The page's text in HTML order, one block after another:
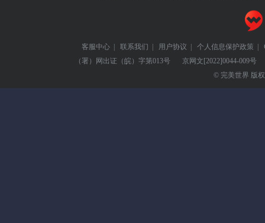
客服中心 | 联系我们 | 用户协议 | 个人信息保护政策 |
（署）网出证（皖）字第013号
京网文[2022]0044-009号
© 完美世界 版权